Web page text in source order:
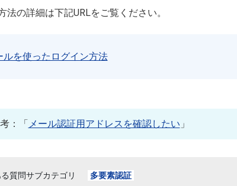
法の詳細は下記URLをご覧ください。
ルを使ったログイン方法
：「 メール認証用アドレスを確認したい 」
質問サブカテゴリ 多要素認証